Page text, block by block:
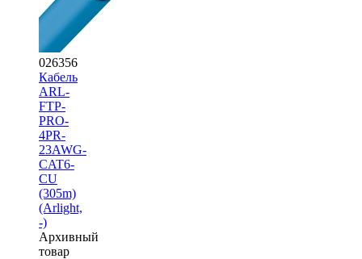
026356
Кабель
ARL-
FTP-
PRO-
4PR-
23AWG-
CAT6-
CU
(305m)
(Arlight,
-)
Архивный
товар